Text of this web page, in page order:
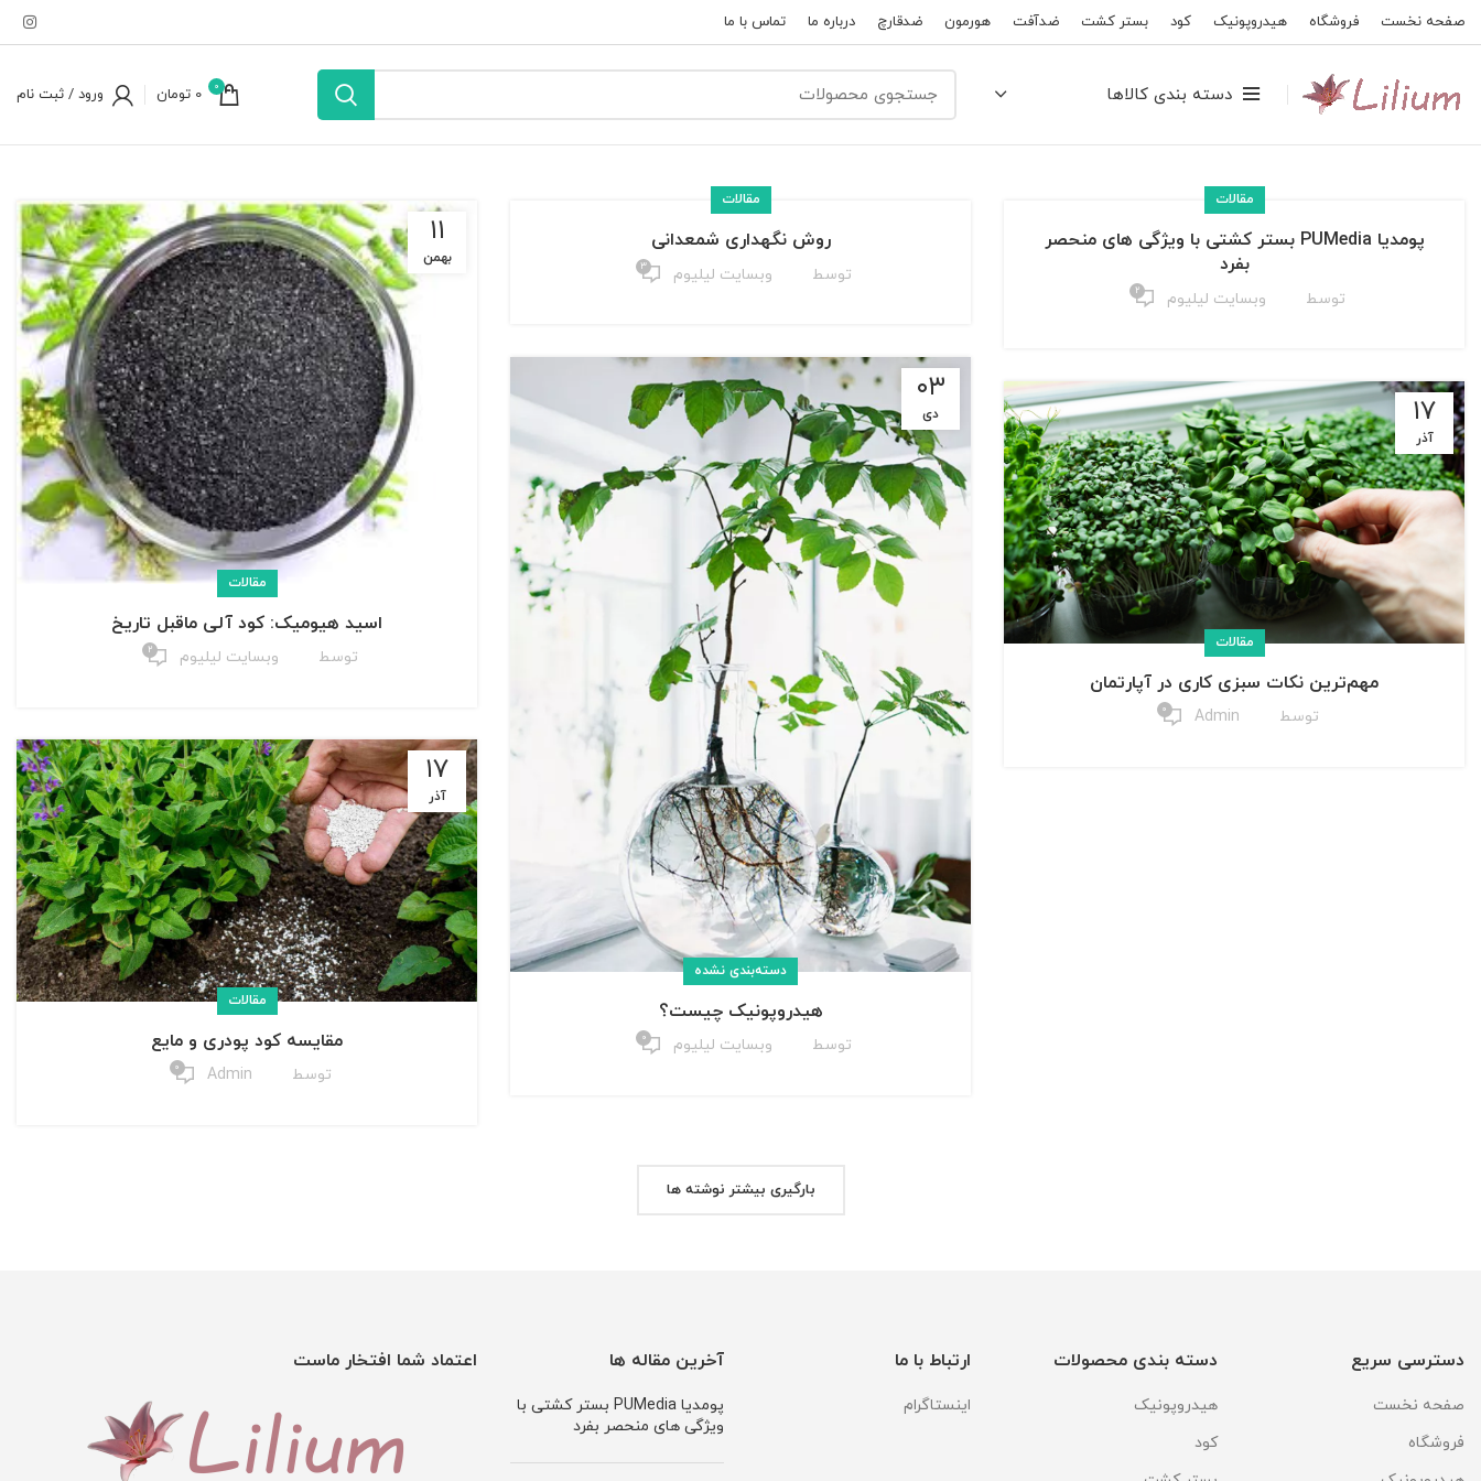
صفحه نخست فروشگاه هیدروپونیک کود بستر کشت ضدآفت هورمون ضدقارچ درباره ما تماس با ما
دسته بندی کالاها 0
0 تومان ورود / ثبت نام
مقالات
پومدیا PUMedia بستر کشتی با ویژگی های منحصر
بفرد
توسط وبسایت لیلیوم ۲
مقالات
روش نگهداری شمعدانی
توسط وبسایت لیلیوم ۳
۱۱
بهمن
مقالات
اسید هیومیک: کود آلی ماقبل تاریخ
توسط وبسایت لیلیوم ۲
۰۳
دی
دسته‌بندی نشده
هیدروپونیک چیست؟
توسط وبسایت لیلیوم ۰
۱۷
آذر
مقالات
مهم‌ترین نکات سبزی کاری در آپارتمان
توسط Admin ۰
۱۷
آذر
مقالات
مقایسه کود پودری و مایع
توسط Admin ۰
بارگیری بیشتر نوشته ها
دسترسی سریع
صفحه نخست
فروشگاه
دسته بندی محصولات
هیدروپونیک
کود
ارتباط با ما
اینستاگرام
آخرین مقاله ها
پومدیا PUMedia بستر کشتی با
ویژگی های منحصر بفرد
اعتماد شما افتخار ماست